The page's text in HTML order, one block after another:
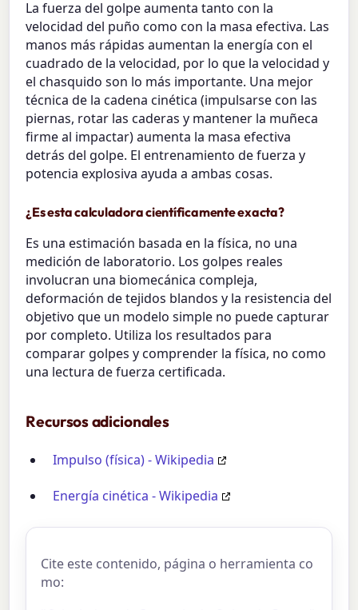
La fuerza del golpe aumenta tanto con la
velocidad del puño como con la masa efectiva. Las
manos más rápidas aumentan la energía con el
cuadrado de la velocidad, por lo que la velocidad y
el chasquido son lo más importante. Una mejor
técnica de la cadena cinética (impulsarse con las
piernas, rotar las caderas y mantener la muñeca
firme al impactar) aumenta la masa efectiva
detrás del golpe. El entrenamiento de fuerza y
potencia explosiva ayuda a ambas cosas.
¿Es esta calculadora científicamente exacta?
Es una estimación basada en la física, no una
medición de laboratorio. Los golpes reales
involucran una biomecánica compleja,
deformación de tejidos blandos y la resistencia del
objetivo que un modelo simple no puede capturar
por completo. Utiliza los resultados para
comparar golpes y comprender la física, no como
una lectura de fuerza certificada.
Recursos adicionales
Impulso (física) - Wikipedia
Energía cinética - Wikipedia
Cite este contenido, página o herramienta co
mo: